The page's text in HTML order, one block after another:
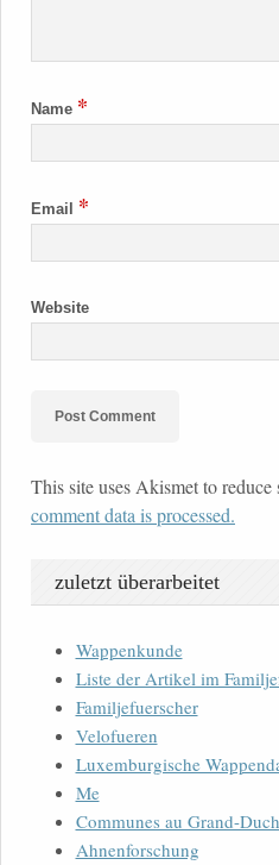
Name *
Email *
Website
This site uses Akismet to reduce
comment data is processed.
zuletzt überarbeitet
Wappenkunde
Liste der Artikel im
Familjefuerscher
Velofueren
Luxemburgische
Me
Communes au Grand-
Ahnenforschung